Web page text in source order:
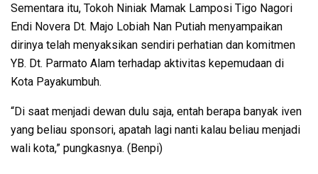
Sementara itu, Tokoh Niniak Mamak Lamposi Tigo Nagori
Endi Novera Dt. Majo Lobiah Nan Putiah menyampaikan
dirinya telah menyaksikan sendiri perhatian dan komitmen
YB. Dt. Parmato Alam terhadap aktivitas kepemudaan di
Kota Payakumbuh.
“Di saat menjadi dewan dulu saja, entah berapa banyak iven
yang beliau sponsori, apatah lagi nanti kalau beliau menjadi
wali kota,” pungkasnya. (Benpi)